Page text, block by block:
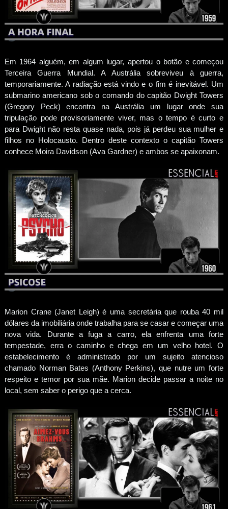
Em 1964 alguém, em algum lugar, apertou o botão e começou
Terceira Guerra Mundial. A Austrália sobreviveu à guerra,
temporariamente. A radiação está vindo e o fim é inevitável. Um
submarino americano sob o comando do capitão Dwight Towers
(Gregory Peck) encontra na Austrália um lugar onde sua
tripulação pode provisoriamente viver, mas o tempo é curto e
para Dwight não resta quase nada, pois já perdeu sua mulher e
filhos no Holocausto. Dentro deste contexto o capitão Towers
conhece Moira Davidson (Ava Gardner) e ambos se apaixonam.
Marion Crane (Janet Leigh) é uma secretária que rouba 40 mil
dólares da imobiliária onde trabalha para se casar e começar uma
nova vida. Durante a fuga a carro, ela enfrenta uma forte
tempestade, erra o caminho e chega em um velho hotel. O
estabelecimento é administrado por um sujeito atencioso
chamado Norman Bates (Anthony Perkins), que nutre um forte
respeito e temor por sua mãe. Marion decide passar a noite no
local, sem saber o perigo que a cerca.